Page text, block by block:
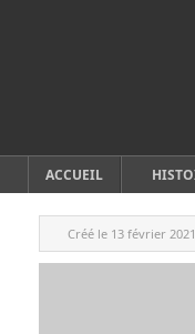
ACCUEIL
Créé le 13 février 2021